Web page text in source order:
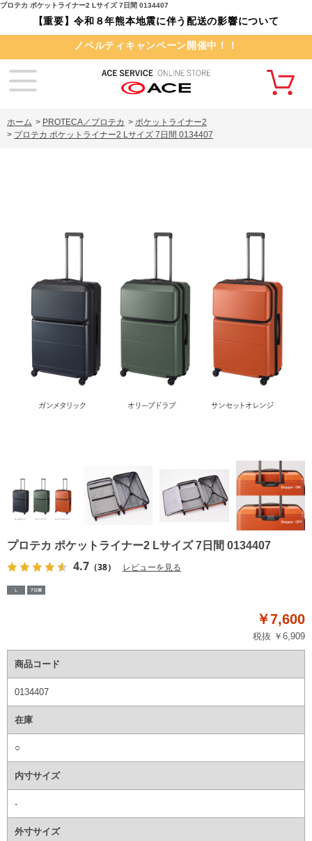
プロテカ ポケットライナー2 Lサイズ 7日間 0134407
【重要】令和８年熊本地震に伴う配送の影響について
ノベルティキャンペーン開催中！！
ホーム > PROTECA／プロテカ > ポケットライナー2
> プロテカ ポケットライナー2 Lサイズ 7日間 0134407
プロテカ ポケットライナー2 Lサイズ 7日間 0134407
4.7 （38） レビューを見る
￥7,600
税抜 ￥6,909
商品コード
0134407
在庫
○
内寸サイズ
-
外寸サイズ